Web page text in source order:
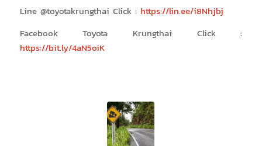
Line @toyotakrungthai Click : https://lin.ee/i8Nhjbj
Facebook Toyota Krungthai Click :
https://bit.ly/4aN5oiK